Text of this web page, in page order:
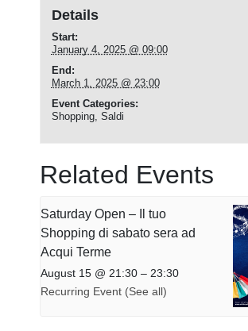
Details
Start:
January 4, 2025 @ 09:00
End:
March 1, 2025 @ 23:00
Event Categories:
Shopping, Saldi
Related Events
Saturday Open – Il tuo
Shopping di sabato sera ad
Acqui Terme
August 15 @ 21:30 – 23:30
Recurring Event (See all)